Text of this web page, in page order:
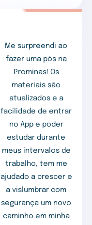
Me surpreendi ao
fazer uma pós na
Prominas! Os
materiais são
atualizados e a
facilidade de entrar
no App e poder
estudar durante
meus intervalos de
trabalho, tem me
ajudado a crescer e
a vislumbrar com
segurança um novo
caminho em minha